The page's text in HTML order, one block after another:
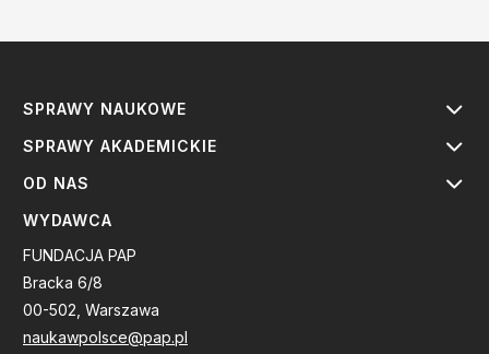
SPRAWY NAUKOWE
SPRAWY AKADEMICKIE
OD NAS
WYDAWCA
FUNDACJA PAP
Bracka 6/8
00-502, Warszawa
naukawpolsce@pap.pl